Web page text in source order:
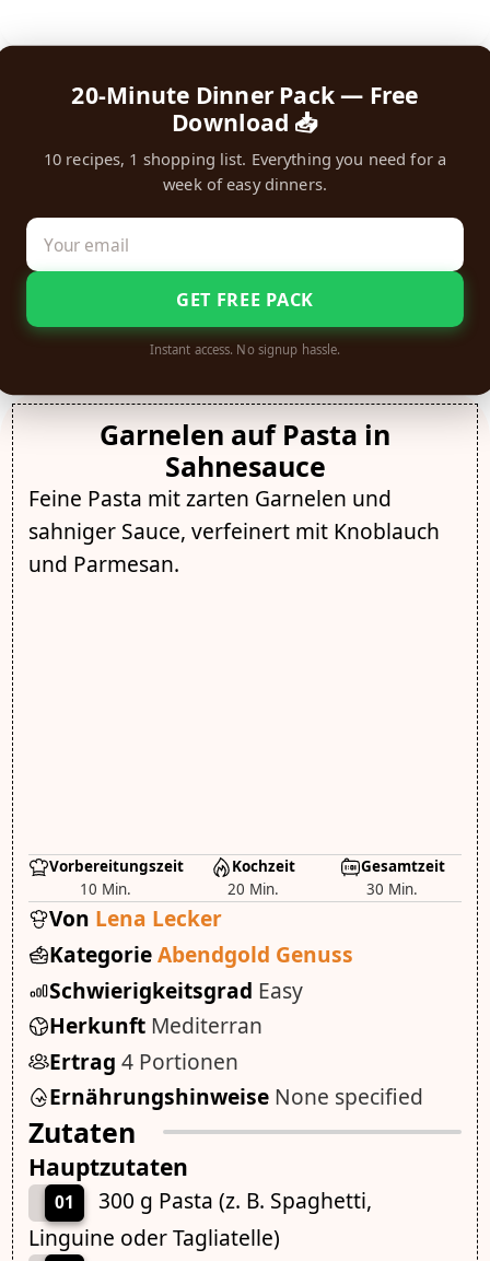
20-Minute Dinner Pack — Free
Download 📥
10 recipes, 1 shopping list. Everything you need for a
week of easy dinners.
GET FREE PACK
Instant access. No signup hassle.
Garnelen auf Pasta in
Sahnesauce
Feine Pasta mit zarten Garnelen und
sahniger Sauce, verfeinert mit Knoblauch
und Parmesan.
Vorbereitungszeit
10 Min.
Kochzeit
20 Min.
Gesamtzeit
30 Min.
Von Lena Lecker
KategorieAbendgold Genuss
Schwierigkeitsgrad Easy
Herkunft Mediterran
Ertrag 4 Portionen
Ernährungshinweise None specified
Zutaten
Hauptzutaten
01
300 g Pasta (z. B. Spaghetti,
Linguine oder Tagliatelle)